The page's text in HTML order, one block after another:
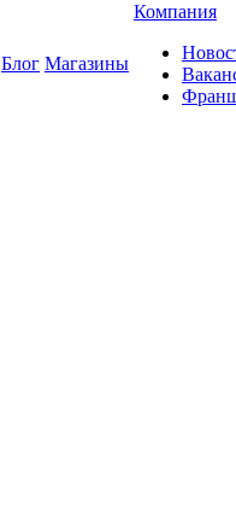
Блог Магазины
Компания